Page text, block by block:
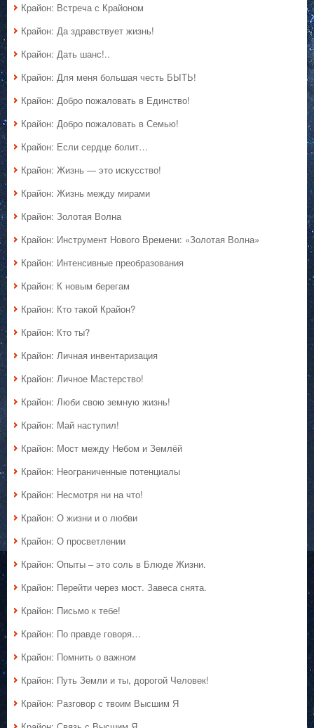
Крайон: Встреча с Крайоном
Крайон: Да здравствует жизнь!
Крайон: Дать шанс!..
Крайон: Для меня большая честь БЫТЬ!
Крайон: Добро пожаловать в Единство!
Крайон: Добро пожаловать в Семью!
Крайон: Если сердце болит…
Крайон: Жизнь — это искусство!
Крайон: Жизнь между мирами
Крайон: Золотая Волна
Крайон: Инструмент Нового Времени: «Золотая Волна»
Крайон: Интенсивные преобразования
Крайон: К новым берегам
Крайон: Кто такой Крайон?
Крайон: Кто ты?
Крайон: Личная инвентаризация
Крайон: Личное Мастерство!
Крайон: Люби свою земную жизнь!
Крайон: Май наступил!
Крайон: Мост между Небом и Землёй
Крайон: Неограниченные потенциалы
Крайон: Несмотря ни на что!
Крайон: О жизни и о любви
Крайон: О просветлении
Крайон: Опыты – это соль в Блюде Жизни.
Крайон: Перейти через мост. Завеса снята.
Крайон: Письмо к тебе!
Крайон: По правде говоря…
Крайон: Помнить о важном
Крайон: Путь Земли и ты, дорогой Человек!
Крайон: Разговор с твоим Высшим Я